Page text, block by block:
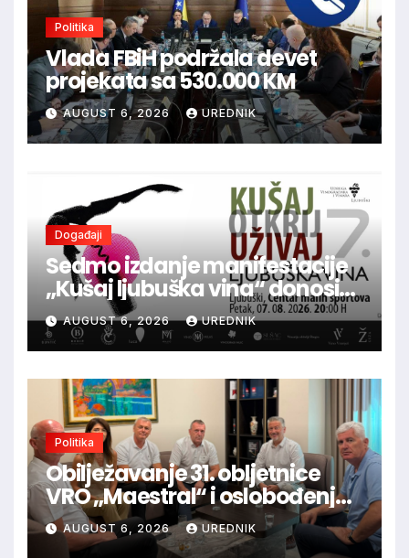
Politika
Vlada FBiH podržala devet
projekata sa 530.000 KM
AUGUST 6, 2026 UREDNIK
Događaji
Sedmo izdanje manifestacije
„Kušaj ljubuška vina“ donosi
vrhunska vina, gastronomiju i
glazbu
AUGUST 6, 2026 UREDNIK
Politika
Obilježavanje 31. obljetnice
VRO „Maestral“ i oslobođenja
Jajca uz pokroviteljstvo HNS-a
BiHAUGUST 6, 2026 UREDNIK